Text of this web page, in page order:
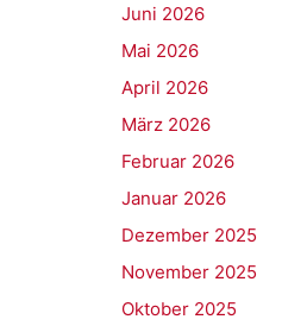
Juni 2026
Mai 2026
April 2026
März 2026
Februar 2026
Januar 2026
Dezember 2025
November 2025
Oktober 2025